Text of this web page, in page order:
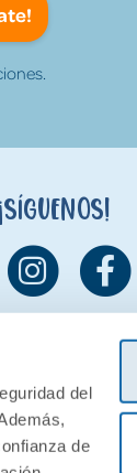
del
de
¡Síguenos!